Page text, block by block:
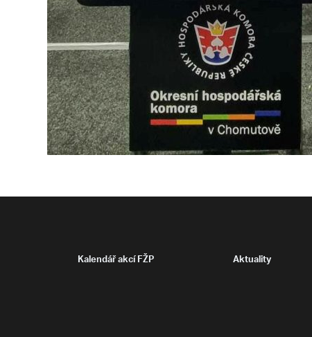
Kalendář akcí FŽP Aktuality